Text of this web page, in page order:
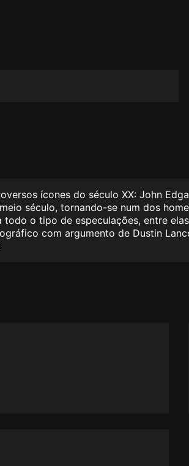
ícones do século XX: John
século, tornando-se num dos
o tipo de especulações, entre
com argumento de Dustin